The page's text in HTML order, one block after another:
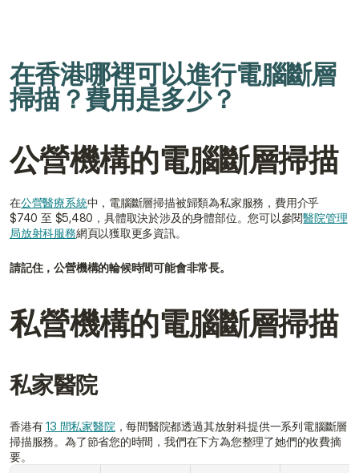
在香港哪裡可以進行電腦斷層
掃描？費用是多少？
公營機構的電腦斷層掃描
在公營醫療系統中，電腦斷層掃描被歸類為私家服務，費用介乎
$740 至 $5,480，具體取決於涉及的身體部位。您可以參閱醫院管理
局放射科服務網頁以獲取更多資訊。
請記住，公營機構的輪候時間可能會非常長。
私營機構的電腦斷層掃描
私家醫院
香港有 13 間私家醫院 ，每間醫院都透過其放射科提供一系列電腦斷層
掃描服務。為了節省您的時間，我們在下方為您整理了她們的收費摘
要。